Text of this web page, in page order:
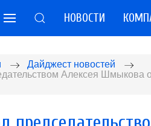
НОВОСТИ
Дайджест новостей
Алексея